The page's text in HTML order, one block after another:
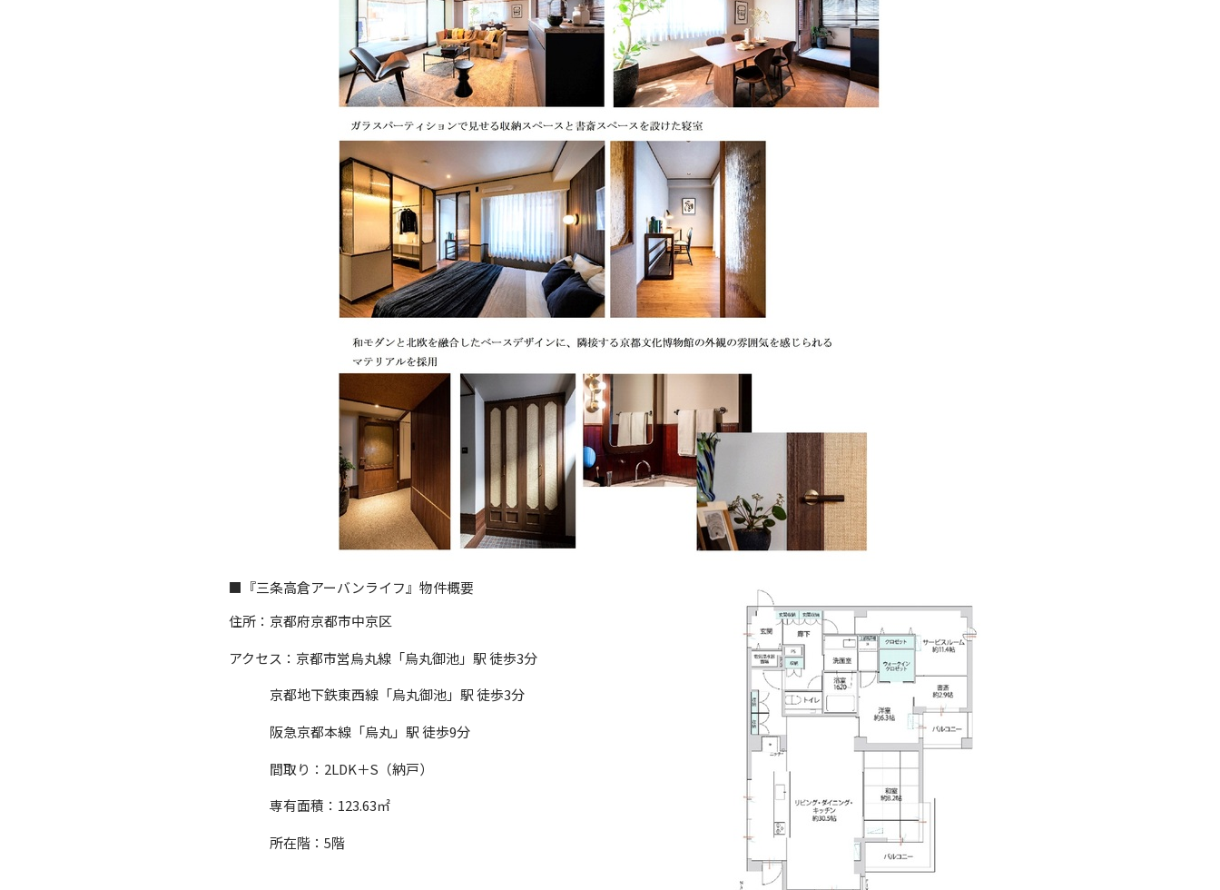
■『三条高倉アーバンライフ』物件概要
住所：京都府京都市中京区
アクセス：京都市営烏丸線「烏丸御池」駅 徒歩3分
京都地下鉄東西線「烏丸御池」駅 徒歩3分
阪急京都本線「烏丸」駅 徒歩9分
間取り：2LDK＋S（納戸）
専有面積：123.63㎡
所在階：5階